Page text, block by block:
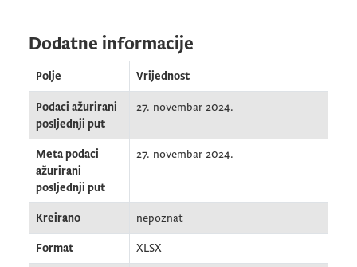
Dodatne informacije
Polje Vrijednost
Podaci ažurirani
posljednji put
27. novembar 2024.
Meta podaci
ažurirani
posljednji put
27. novembar 2024.
Kreirano nepoznat
Format XLSX